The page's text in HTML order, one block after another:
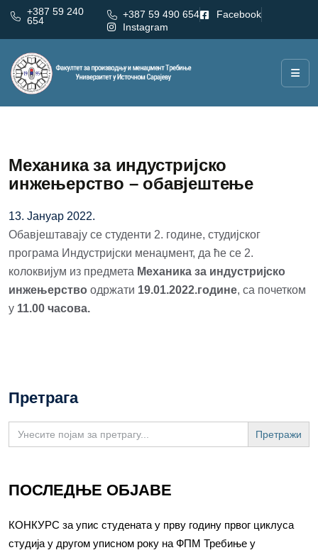
+387 59 240
654
+387 59 490 654
Facebook
Instagram
Механика за индустријско
инжењерство – обавјештење
13. Јануар 2022.
Обавјештавају се студенти 2. године, студијског
програма Индустријски менаџмент, да ће се 2.
колоквијум из предмета Механика за индустријско
инжењерство одржати 19.01.2022.године, са почетком
у 11.00 часова.
Претрага
Search
for:
ПОСЛЕДЊЕ ОБЈАВЕ
КОНКУРС за упис студената у прву годину првог циклуса
студија у другом уписном року на ФПМ Требиње у